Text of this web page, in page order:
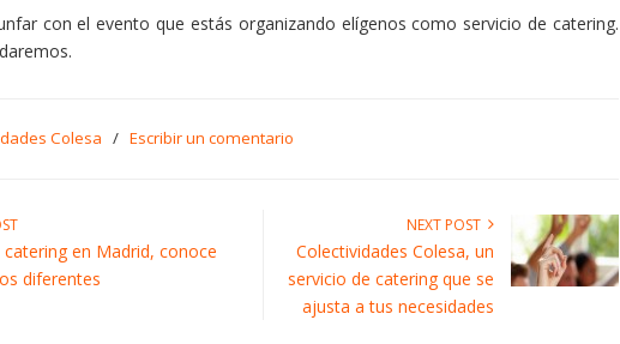
con el evento que estás organizando elígenos como servicio de catering.
Colesa / Escribir un comentario
catering en Madrid, conoce
diferentes
NEXT POST
Colectividades Colesa, un
servicio de catering que se
ajusta a tus necesidades